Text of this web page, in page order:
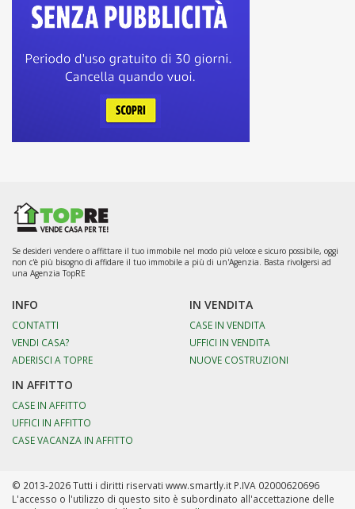
Se desideri vendere o affittare il tuo immobile nel modo più veloce e sicuro possibile, oggi
non c'è più bisogno di affidare il tuo immobile a più di un'Agenzia. Basta rivolgersi ad
una Agenzia TopRE
INFO
CONTATTI
VENDI CASA?
ADERISCI A TOPRE
IN VENDITA
CASE IN VENDITA
UFFICI IN VENDITA
NUOVE COSTRUZIONI
IN AFFITTO
CASE IN AFFITTO
UFFICI IN AFFITTO
CASE VACANZA IN AFFITTO
© 2013-2026 Tutti i diritti riservati www.smartly.it P.IVA 02000620696
L'accesso o l'utilizzo di questo sito è subordinato all'accettazione delle